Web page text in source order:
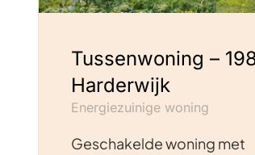
Tussenwoning –
Harderwijk
Energiezuinige woning
Geschakelde woning met